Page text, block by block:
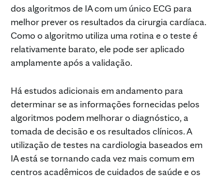
dos algoritmos de IA com um único ECG para
melhor prever os resultados da cirurgia cardíaca.
Como o algoritmo utiliza uma rotina e o teste é
relativamente barato, ele pode ser aplicado
amplamente após a validação.
Há estudos adicionais em andamento para
determinar se as informações fornecidas pelos
algoritmos podem melhorar o diagnóstico, a
tomada de decisão e os resultados clínicos. A
utilização de testes na cardiologia baseados em
IA está se tornando cada vez mais comum em
centros acadêmicos de cuidados de saúde e os